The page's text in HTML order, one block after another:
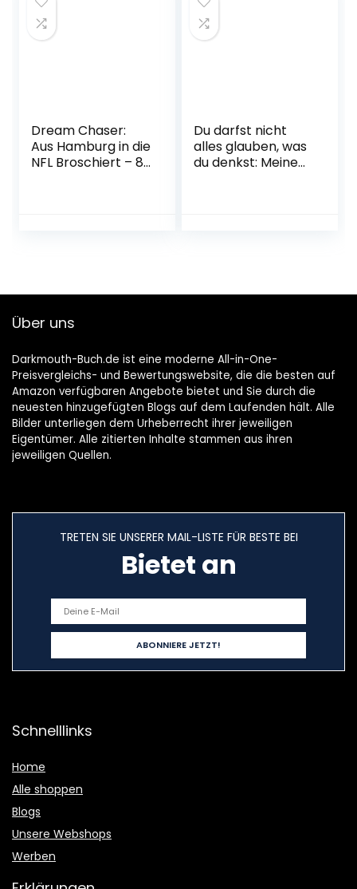
Körper Broschiert
– 13. Oktober 2022
und Welterklärer
auf TikTok
Dream Chaser:
Aus Hamburg in die
NFL Broschiert – 8.
Du darfst nicht
alles glauben, was
du denkst: Meine
Über uns
Darkmouth-Buch.de ist eine moderne All-in-One-
Preisvergleichs- und Bewertungswebsite, die die besten auf
Amazon verfügbaren Angebote bietet und Sie durch die
neuesten hinzugefügten Blogs auf dem Laufenden hält. Alle
Bilder unterliegen dem Urheberrecht ihrer jeweiligen
Eigentümer. Alle zitierten Inhalte stammen aus ihren
jeweiligen Quellen.
TRETEN SIE UNSERER MAIL-LISTE FÜR BESTE BEI
Bietet an
Schnelllinks
Home
Alle shoppen
Blogs
Unsere Webshops
Werben